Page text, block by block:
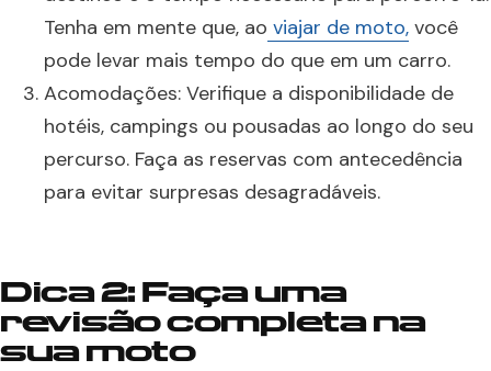
Tenha em mente que, ao viajar de moto, você
pode levar mais tempo do que em um carro.
Acomodações: Verifique a disponibilidade de
hotéis, campings ou pousadas ao longo do seu
percurso. Faça as reservas com antecedência
para evitar surpresas desagradáveis.
Dica 2: Faça uma
revisão completa na
sua moto